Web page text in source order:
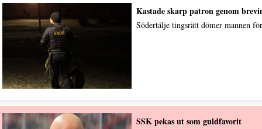
Kastade skarp patron genom
Södertälje tingsrätt dömer mannen
SSK pekas ut som guldfavorit